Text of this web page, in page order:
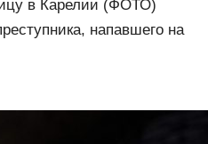
в Карелии (ФОТО)
напавшего на